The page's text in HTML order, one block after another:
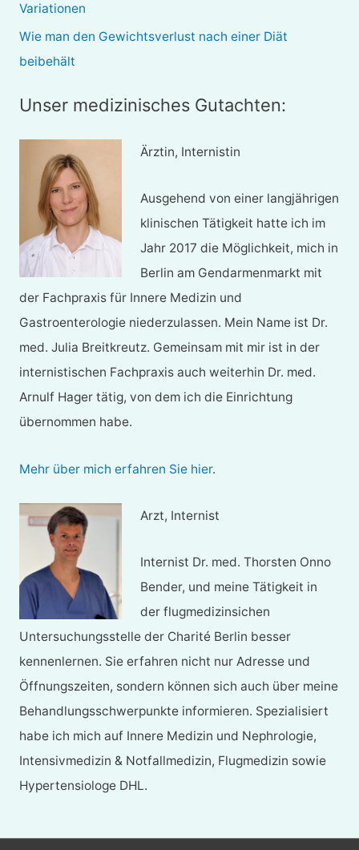
Variationen
Wie man den Gewichtsverlust nach einer Diät
beibehält
Unser medizinisches Gutachten:
Ärztin, Internistin
Ausgehend von einer langjährigen
klinischen Tätigkeit hatte ich im
Jahr 2017 die Möglichkeit, mich in
Berlin am Gendarmenmarkt mit
der Fachpraxis für Innere Medizin und
Gastroenterologie niederzulassen. Mein Name ist Dr.
med. Julia Breitkreutz. Gemeinsam mit mir ist in der
internistischen Fachpraxis auch weiterhin Dr. med.
Arnulf Hager tätig, von dem ich die Einrichtung
übernommen habe.
Mehr über mich erfahren Sie hier.
Arzt, Internist
Internist Dr. med. Thorsten Onno
Bender, und meine Tätigkeit in
der flugmedizinsichen
Untersuchungsstelle der Charité Berlin besser
kennenlernen. Sie erfahren nicht nur Adresse und
Öffnungszeiten, sondern können sich auch über meine
Behandlungsschwerpunkte informieren. Spezialisiert
habe ich mich auf Innere Medizin und Nephrologie,
Intensivmedizin & Notfallmedizin, Flugmedizin sowie
Hypertensiologe DHL.